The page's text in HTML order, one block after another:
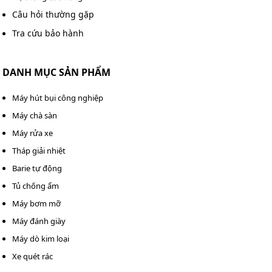
Ngành thép và kim loại: Làm mát lò nung, máy cán,
hệ thống luyện kim,...
Ứng dụng thực tế của tháp giải nhiệt TASHIN TSC 150RT
Câu hỏi thường gặp
Tra cứu bảo hành
DANH MỤC SẢN PHẨM
Máy hút bụi công nghiệp
Máy chà sàn
Máy rửa xe
Tháp giải nhiệt
Barie tự động
Tủ chống ẩm
Máy bơm mỡ
Máy đánh giày
Máy dò kim loại
Xe quét rác